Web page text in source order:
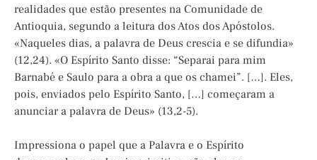
realidades que estão presentes na Comunidade de
Antioquia, segundo a leitura dos Atos dos Apóstolos.
«Naqueles dias, a palavra de Deus crescia e se difundia»
(12,24). «O Espírito Santo disse: “Separai para mim
Barnabé e Saulo para a obra a que os chamei”. […]. Eles,
pois, enviados pelo Espírito Santo, […] começaram a
anunciar a palavra de Deus» (13,2-5).
Impressiona o papel que a Palavra e o Espírito